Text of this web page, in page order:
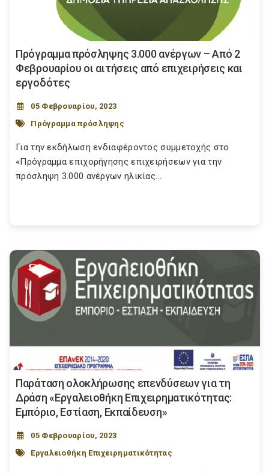
Πρόγραμμα πρόσληψης 3.000 ανέργων – Από 2
Φεβρουαρίου οι αιτήσεις από επιχειρήσεις και
εργοδότες
05 Φεβρουαρίου, 2023
Πρόγραμμα πρόσληψης
Για την εκδήλωση ενδιαφέροντος συμμετοχής στο
«Πρόγραμμα επιχορήγησης επιχειρήσεων για την
πρόσληψη 3.000 ανέργων ηλικίας...
Παράταση ολοκλήρωσης επενδύσεων για τη
Δράση «Εργαλειοθήκη Επιχειρηματικότητας:
Εμπόριο, Εστίαση, Εκπαίδευση»
05 Φεβρουαρίου, 2023
Εργαλειοθήκη Επιχειρηματικότητας